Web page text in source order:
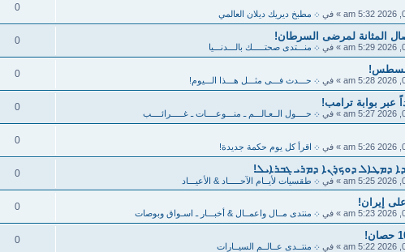
» في ܀ مطبخ ديريك ديلان العالمي
0
المثانة لمرضى السرطان!
» في ܀ منـــتدى صحتـــــك بالـــدنـــيا
0
» في ܀ حـــدث فـــى مثـــل هـــذا الـــيوم!
0
عبر بوابة ترامب!
» في ܀ حــــول الــعـالـــم ـ منـــوعــــات ـ غـــــرائــــب
0
» في ܀ اقرأ كل يوم حكمة جديدة!
0
ܕܡܛܐܠ ܕܘܟ̣ܪܢܐ ܕܡܪܝ ܓܒܪܐܝܠ!
» في ܀ طقسيات لأيــام الآحـــــاد & الأعيـــاد
0
إيران!
» في ܀ منتدى مــال واعمــال & أخبـــار ـ اسـواق وبوصات
0
» في ܀ منتــدى عــالــم السيــارات
0